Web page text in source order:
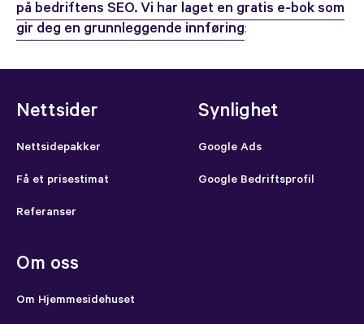
på bedriftens SEO. Vi har laget en gratis e-bok som
gir deg en grunnleggende innføring:
Nettsider
Nettsidepakker
Få et prisestimat
Referanser
Synlighet
Google Ads
Google Bedriftsprofil
Om oss
Om Hjemmesidehuset